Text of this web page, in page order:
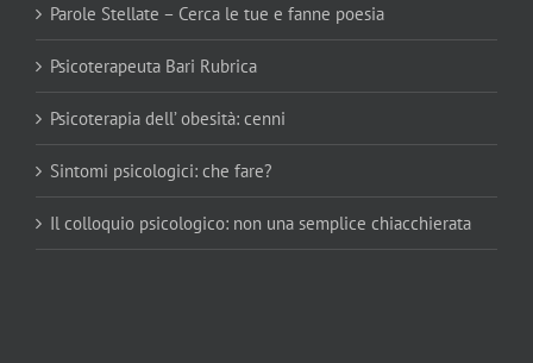
Parole Stellate – Cerca le tue e fanne poesia
Psicoterapeuta Bari Rubrica
Psicoterapia dell’ obesità: cenni
Sintomi psicologici: che fare?
Il colloquio psicologico: non una semplice chiacchierata